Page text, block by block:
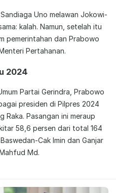
Uno melawan Jokowi-
kalah. Namun, setelah itu
pemerintahan dan Prabowo
Pertahanan.
2024
Partai Gerindra, Prabowo
presiden di Pilpres 2024
Raka. Pasangan ini meraup
58,6 persen dari total 164
Cak Imin dan Ganjar
Md.